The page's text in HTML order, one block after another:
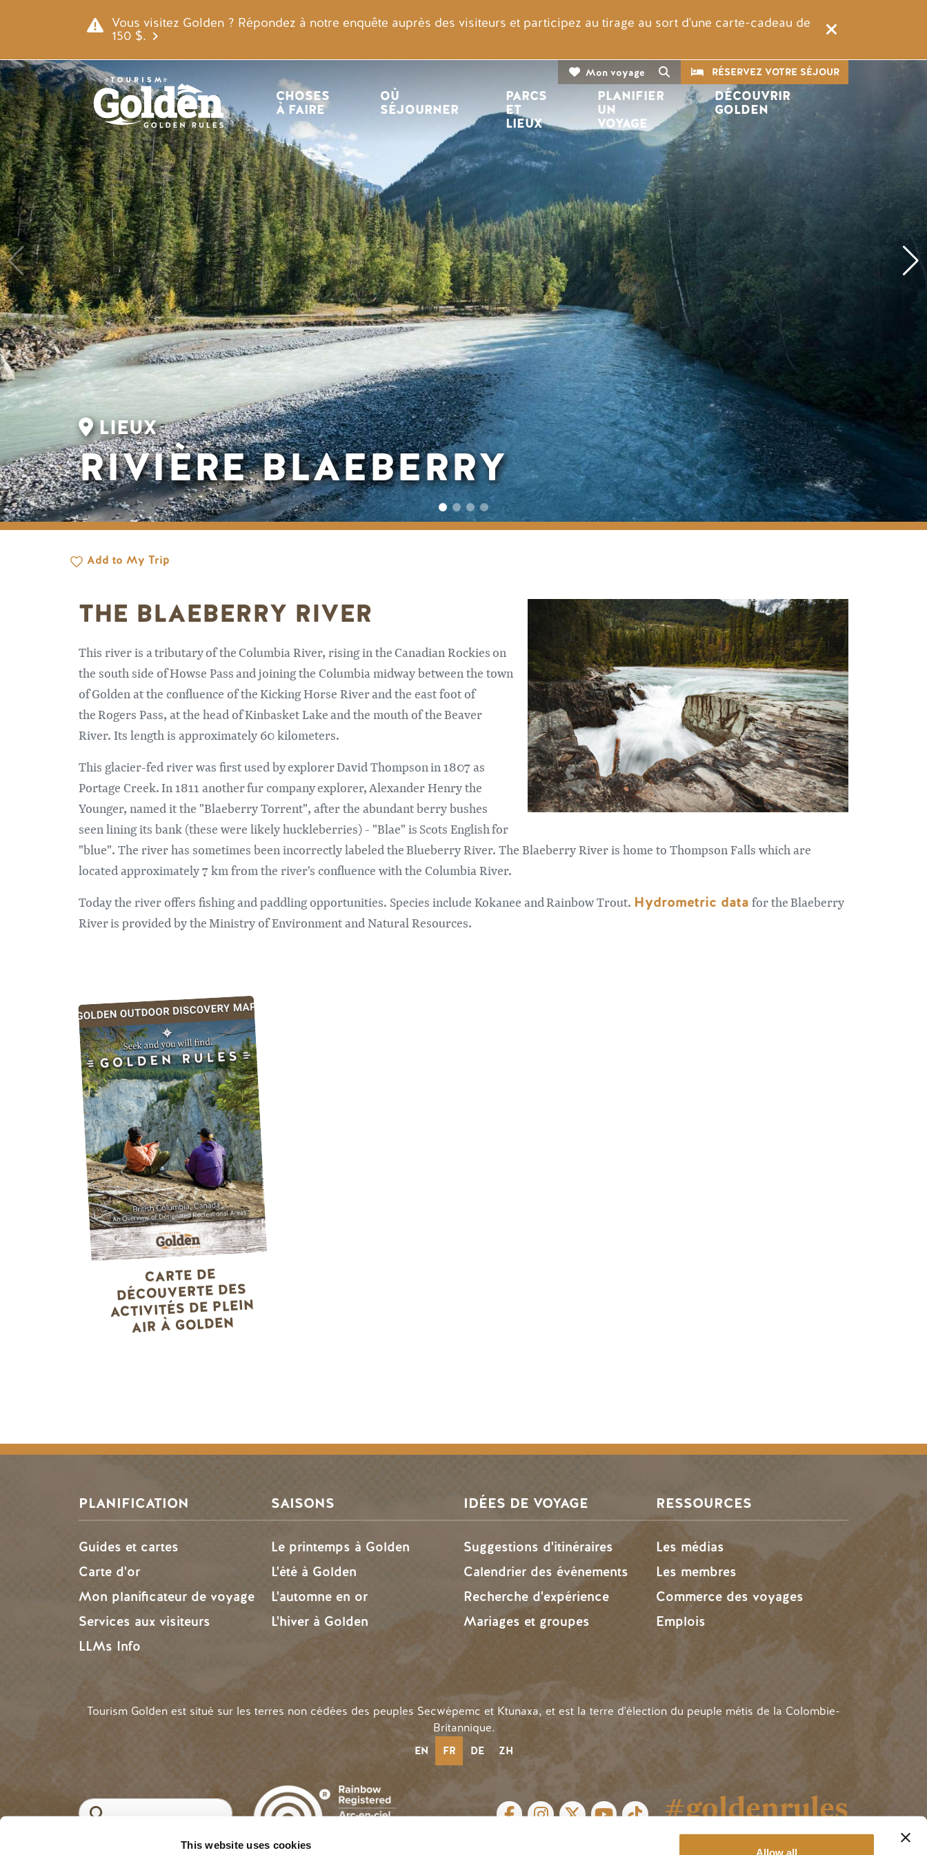
This website uses cookies
Allow all
Vous visitez Golden ? Répondez à notre enquête auprès des visiteurs et participez au tirage au sort d'une carte-cadeau de
150 $.
Mon voyage Recherche
CTARÉSERVEZ VOTRE SÉJOUR
Navigation principale
CHOSES
À FAIRE
OÙ
SÉJOURNER
PARCS
ET
LIEUX
PLANIFIER
UN
VOYAGE
DÉCOUVRIR
GOLDEN
LIEUX
RIVIÈRE BLAEBERRY
Add to My Trip
THE BLAEBERRY RIVER
This river is a tributary of the Columbia River, rising in the Canadian Rockies on
the south side of Howse Pass and joining the Columbia midway between the town
of Golden at the confluence of the Kicking Horse River and the east foot of
the Rogers Pass, at the head of Kinbasket Lake and the mouth of the Beaver
River. Its length is approximately 60 kilometers.
This glacier-fed river was first used by explorer David Thompson in 1807 as
Portage Creek. In 1811 another fur company explorer, Alexander Henry the
Younger, named it the "Blaeberry Torrent", after the abundant berry bushes
seen lining its bank (these were likely huckleberries) - "Blae" is Scots English for
"blue". The river has sometimes been incorrectly labeled the Blueberry River. The Blaeberry River is home to Thompson Falls which are
located approximately 7 km from the river's confluence with the Columbia River.
Today the river offers fishing and paddling opportunities.​ Species include Kokanee and Rainbow Trout.​ Hydrometric data for the Blaeberry
River is provided by the Ministry of Environment and Natural Resources.
CARTE DE
DÉCOUVERTE DES
ACTIVITÉS DE PLEIN
AIR À GOLDEN
PLANIFICATION
Guides et cartes
Carte d'or
Mon planificateur de voyage
Services aux visiteurs
LLMs Info
SAISONS
Le printemps à Golden
L'été à Golden
L'automne en or
L'hiver à Golden
IDÉES DE VOYAGE
Suggestions d'itinéraires
Calendrier des événements
Recherche d'expérience
Mariages et groupes
RESSOURCES
Les médias
Les membres
Commerce des voyages
Emplois
Tourism Golden est situé sur les terres non cédées des peuples Secwépemc et Ktunaxa, et est la terre d'élection du peuple métis de la Colombie-
Britannique.
EN FR DE ZH
Recherche LIENS SOCIAUX #goldenrules
©2025 Tourism Golden |